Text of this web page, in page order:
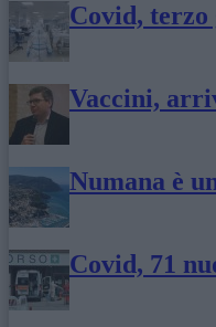
Covid, terzo
Vaccini,
Numana è
Covid, 71